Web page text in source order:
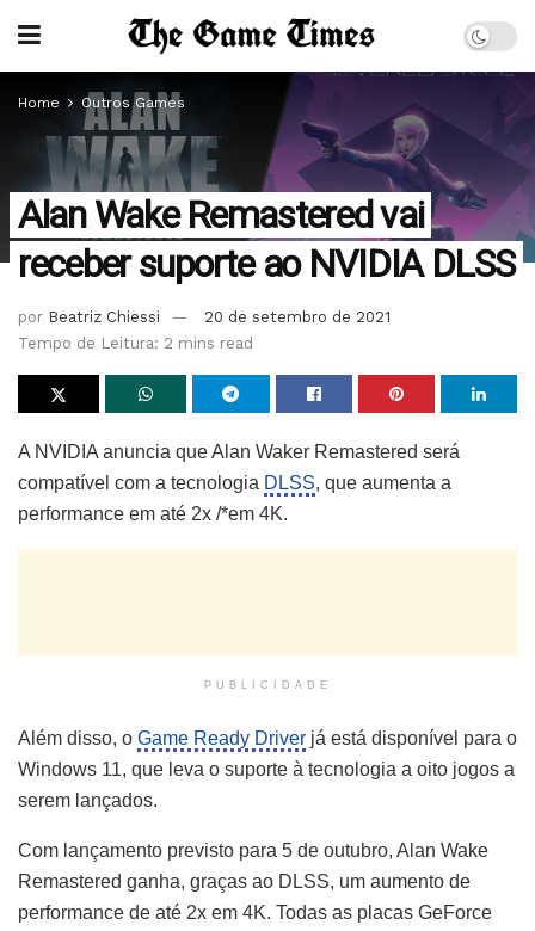
Home Outros Games
Alan Wake Remastered vai
receber suporte ao NVIDIA DLSS
por Beatriz Chiessi
20 de setembro de 2021
Tempo de Leitura: 2 mins read
A NVIDIA anuncia que Alan Waker Remastered será
compatível com a tecnologia DLSS, que aumenta a
performance em até 2x /*em 4K.
PUBLICIDADE
Além disso, o Game Ready Driver já está disponível para o
Windows 11, que leva o suporte à tecnologia a oito jogos a
serem lançados.
Com lançamento previsto para 5 de outubro, Alan Wake
Remastered ganha, graças ao DLSS, um aumento de
performance de até 2x em 4K. Todas as placas GeForce